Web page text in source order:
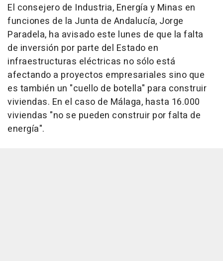
El consejero de Industria, Energía y Minas en
funciones de la Junta de Andalucía, Jorge
Paradela, ha avisado este lunes de que la falta
de inversión por parte del Estado en
infraestructuras eléctricas no sólo está
afectando a proyectos empresariales sino que
es también un "cuello de botella" para construir
viviendas. En el caso de Málaga, hasta 16.000
viviendas "no se pueden construir por falta de
energía".